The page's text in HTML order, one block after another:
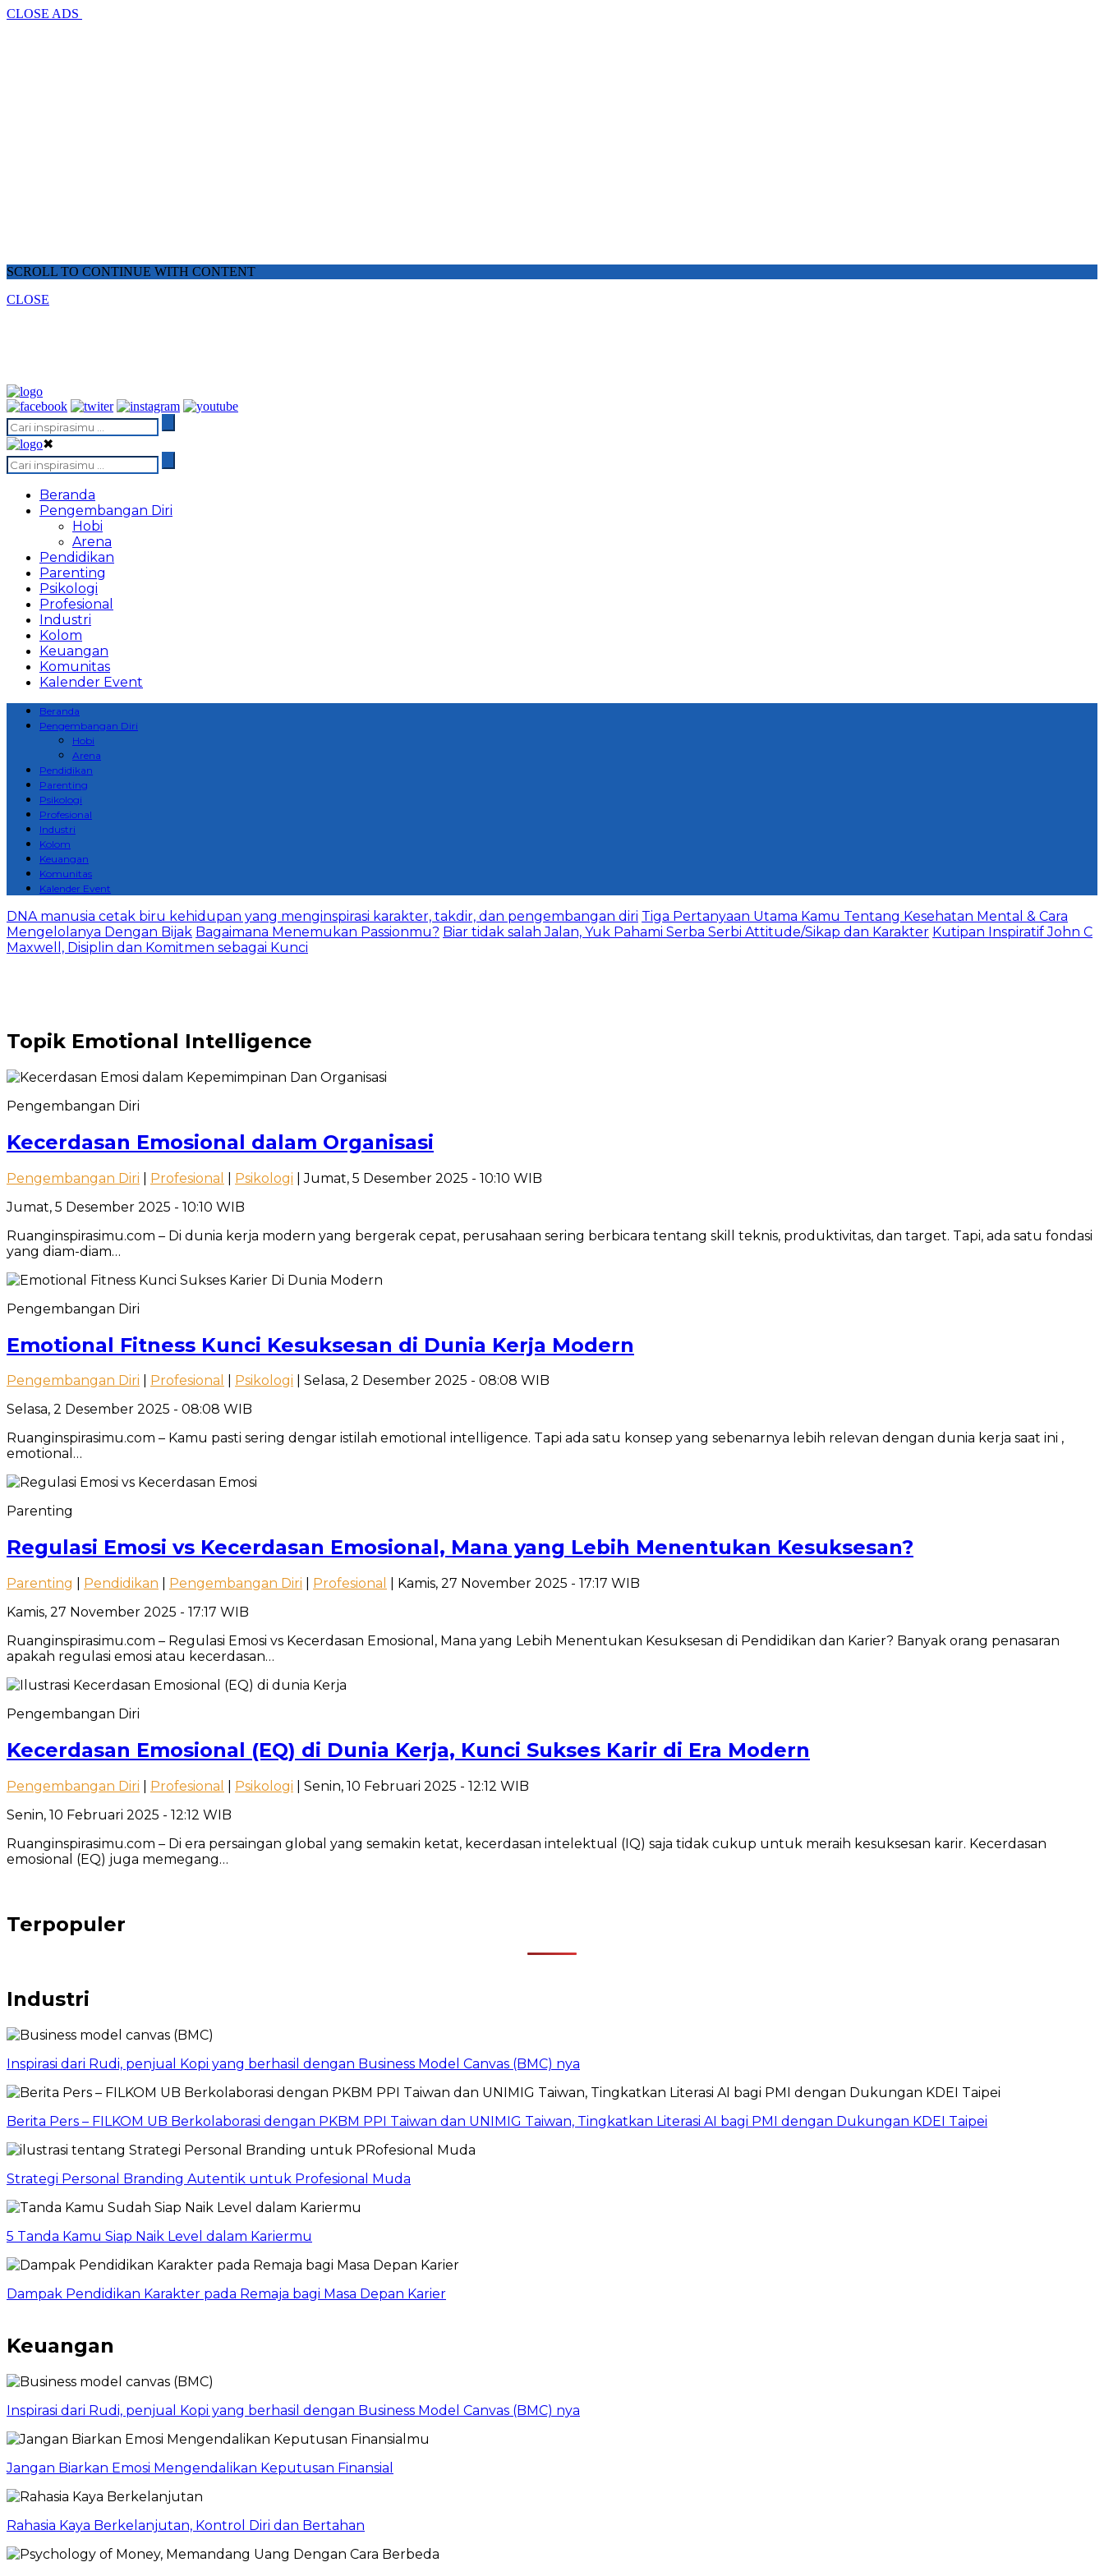
CLOSE ADS
SCROLL TO CONTINUE WITH CONTENT
CLOSE
✖
Beranda
Pengembangan Diri
Hobi
Arena
Pendidikan
Parenting
Psikologi
Profesional
Industri
Kolom
Keuangan
Komunitas
Kalender Event
Beranda
Pengembangan Diri
Hobi
Arena
Pendidikan
Parenting
Psikologi
Profesional
Industri
Kolom
Keuangan
Komunitas
Kalender Event
DNA manusia cetak biru kehidupan yang menginspirasi karakter, takdir, dan pengembangan diri Tiga Pertanyaan Utama Kamu Tentang Kesehatan Mental & Cara
Mengelolanya Dengan Bijak Bagaimana Menemukan Passionmu? Biar tidak salah Jalan, Yuk Pahami Serba Serbi Attitude/Sikap dan Karakter Kutipan Inspiratif John C
Maxwell, Disiplin dan Komitmen sebagai Kunci
Topik Emotional Intelligence
Pengembangan Diri
Kecerdasan Emosional dalam Organisasi
Pengembangan Diri Profesional Psikologi | Jumat, 5 Desember 2025 - 10:10 WIB
Jumat, 5 Desember 2025 - 10:10 WIB
Ruanginspirasimu.com – Di dunia kerja modern yang bergerak cepat, perusahaan sering berbicara tentang skill teknis, produktivitas, dan target. Tapi, ada satu fondasi
yang diam-diam…
Pengembangan Diri
Emotional Fitness Kunci Kesuksesan di Dunia Kerja Modern
Pengembangan Diri Profesional Psikologi | Selasa, 2 Desember 2025 - 08:08 WIB
Selasa, 2 Desember 2025 - 08:08 WIB
Ruanginspirasimu.com – Kamu pasti sering dengar istilah emotional intelligence. Tapi ada satu konsep yang sebenarnya lebih relevan dengan dunia kerja saat ini ,
emotional…
Parenting
Regulasi Emosi vs Kecerdasan Emosional, Mana yang Lebih Menentukan Kesuksesan?
Parenting Pendidikan Pengembangan Diri Profesional
| Kamis, 27 November 2025 - 17:17 WIB
Kamis, 27 November 2025 - 17:17 WIB
Ruanginspirasimu.com – Regulasi Emosi vs Kecerdasan Emosional, Mana yang Lebih Menentukan Kesuksesan di Pendidikan dan Karier? Banyak orang penasaran
apakah regulasi emosi atau kecerdasan…
Pengembangan Diri
Kecerdasan Emosional (EQ) di Dunia Kerja, Kunci Sukses Karir di Era Modern
Pengembangan Diri Profesional Psikologi | Senin, 10 Februari 2025 - 12:12 WIB
Senin, 10 Februari 2025 - 12:12 WIB
Ruanginspirasimu.com – Di era persaingan global yang semakin ketat, kecerdasan intelektual (IQ) saja tidak cukup untuk meraih kesuksesan karir. Kecerdasan
emosional (EQ) juga memegang…
Terpopuler
Industri
Inspirasi dari Rudi, penjual Kopi yang berhasil dengan Business Model Canvas (BMC) nya
Berita Pers – FILKOM UB Berkolaborasi dengan PKBM PPI Taiwan dan UNIMIG Taiwan, Tingkatkan Literasi AI bagi PMI dengan Dukungan KDEI Taipei
Strategi Personal Branding Autentik untuk Profesional Muda
5 Tanda Kamu Siap Naik Level dalam Kariermu
Dampak Pendidikan Karakter pada Remaja bagi Masa Depan Karier
Keuangan
Inspirasi dari Rudi, penjual Kopi yang berhasil dengan Business Model Canvas (BMC) nya
Jangan Biarkan Emosi Mengendalikan Keputusan Finansial
Rahasia Kaya Berkelanjutan, Kontrol Diri dan Bertahan